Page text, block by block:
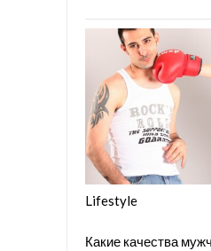
Lifestyle
Какие качества